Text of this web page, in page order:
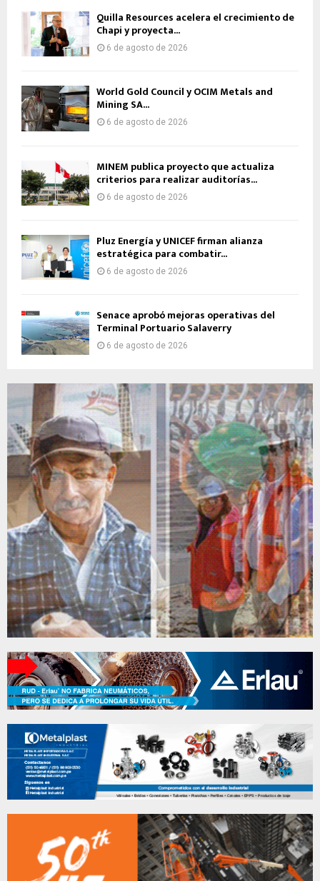
Quilla Resources acelera el crecimiento de
Chapi y proyecta...
6 de agosto de 2026
World Gold Council y OCIM Metals and
Mining SA...
6 de agosto de 2026
MINEM publica proyecto que actualiza
criterios para realizar auditorías...
6 de agosto de 2026
Pluz Energía y UNICEF firman alianza
estratégica para combatir...
6 de agosto de 2026
Senace aprobó mejoras operativas del
Terminal Portuario Salaverry
6 de agosto de 2026